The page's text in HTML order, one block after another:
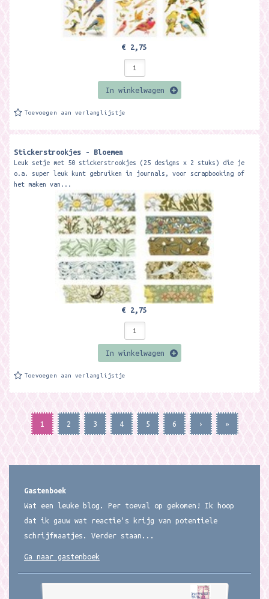
€ 2,75
In winkelwagen
Toevoegen aan verlanglijstje
Stickerstrookjes - Bloemen
Leuk setje met 50 stickerstrookjes (25 designs x 2 stuks) die je
o.a. super leuk kunt gebruiken in journals, voor scrapbooking of
het maken van...
€ 2,75
In winkelwagen
Toevoegen aan verlanglijstje
1 2 3 4 5 6 › »
Gastenboek
Wat een leuke blog. Per toeval op gekomen! Ik hoop
dat ik gauw wat reactie's krijg van potentiele
schrijfmaatjes. Verder staan...
Ga naar gastenboek